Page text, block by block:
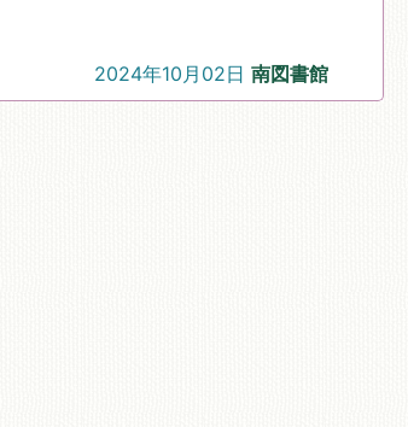
こどもみらい館子育
2024年10月02日 南図書館